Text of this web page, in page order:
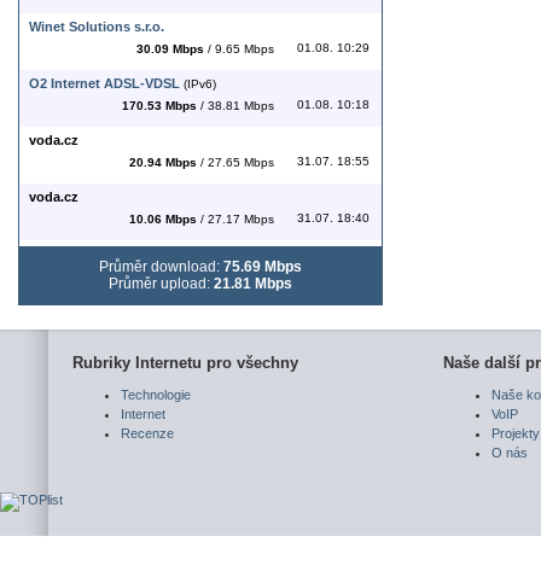
Winet Solutions s.r.o.
30.09 Mbps / 9.65 Mbps 01.08. 10:29
O2 Internet ADSL-VDSL (IPv6)
170.53 Mbps / 38.81 Mbps 01.08. 10:18
voda.cz
20.94 Mbps / 27.65 Mbps 31.07. 18:55
voda.cz
10.06 Mbps / 27.17 Mbps 31.07. 18:40
Průměr download: 75.69 Mbps
Průměr upload: 21.81 Mbps
Rubriky Internetu pro všechny
Technologie
Internet
Recenze
Naše další
Naše
VoIP
Projekty
O nás